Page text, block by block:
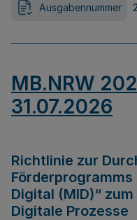
Ausgabennummer
MB.NRW
31.07.2026
Richtlinie zur
Digital (MID)“
Digitale Prozesse